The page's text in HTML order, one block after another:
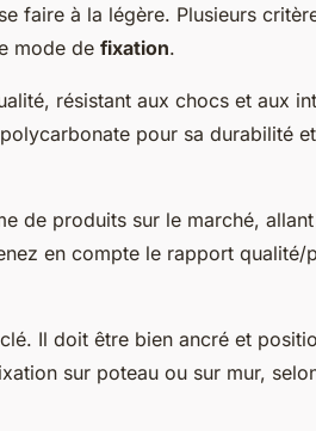
faire à la légère. Plusieurs
mode de fixation.
résistant aux chocs et aux
pour sa durabilité
de produits sur le marché,
en compte le rapport qualité/
Il doit être bien ancré et
sur poteau ou sur mur,